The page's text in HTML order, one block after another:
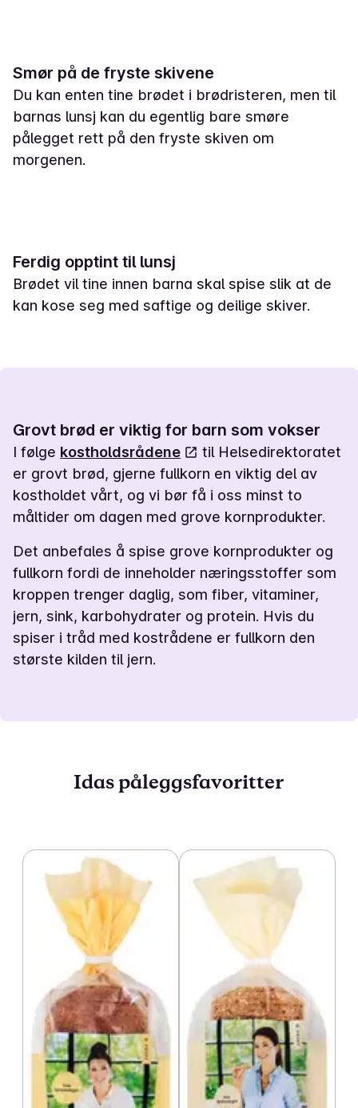
Smør på de fryste skivene
Du kan enten tine brødet i brødristeren, men til
barnas lunsj kan du egentlig bare smøre
pålegget rett på den fryste skiven om
morgenen.
Ferdig opptint til lunsj
Brødet vil tine innen barna skal spise slik at de
kan kose seg med saftige og deilige skiver.
Grovt brød er viktig for barn som vokser
I følge kostholdsrådene
til Helsedirektoratet
er grovt brød, gjerne fullkorn en viktig del av
kostholdet vårt, og vi bør få i oss minst to
måltider om dagen med grove kornprodukter.
Det anbefales å spise grove kornprodukter og
fullkorn fordi de inneholder næringsstoffer som
kroppen trenger daglig, som fiber, vitaminer,
jern, sink, karbohydrater og protein. Hvis du
spiser i tråd med kostrådene er fullkorn den
største kilden til jern.
Idas påleggsfavoritter